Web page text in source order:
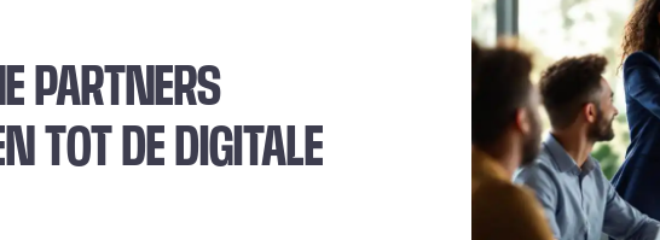
PARTNERS
TOT DE DIGITALE